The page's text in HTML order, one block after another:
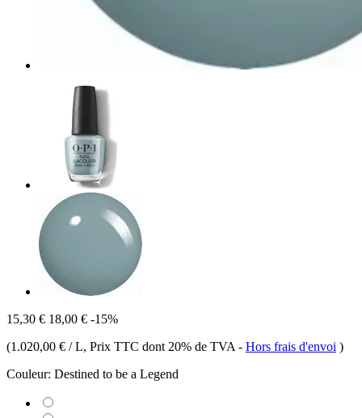
15,30 € 18,00 € -15%
(1.020,00 € / L, Prix TTC dont 20% de TVA - Hors frais d'envoi )
Couleur: Destined to be a Legend